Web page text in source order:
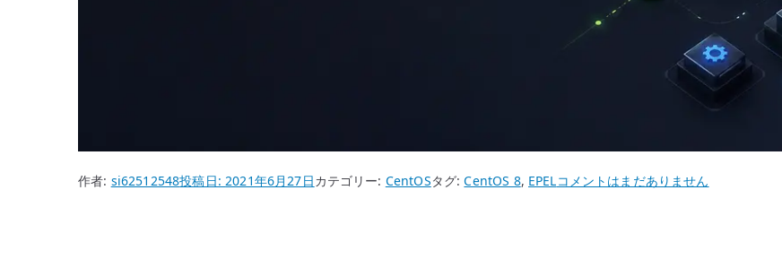
作者: si62512548投稿日:2021年6月27日カテゴリー: CentOSタグ:CentOS 8, EPELCentOS
コメントはまだありません